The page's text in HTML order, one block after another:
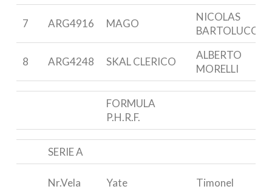
7 ARG4916 MAGO
NICOLAS
BARTOLUCCI
8 ARG4248 SKAL CLERICO
ALBERTO
MORELLI
FORMULA
P.H.R.F.
SERIE A
Nr.Vela Yate Timonel